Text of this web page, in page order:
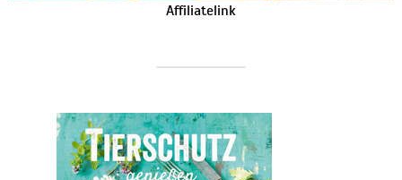
Affiliatelink